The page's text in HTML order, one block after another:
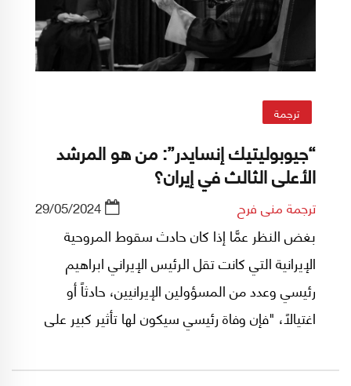
ترجمة
“جيوبوليتيك إنسايدر”: من هو المرشد
الأعلى الثالث في إيران؟
ترجمة منى فرح 29/05/2024
بغض النظر عمَّا إذا كان حادث سقوط المروحية
الإيرانية التي كانت تقل الرئيس الإيراني ابراهيم
رئيسي وعدد من المسؤولين الإيرانيين، حادثاً أو
اغتيالاً، "فإن وفاة رئيسي سيكون لها تأثير كبير على
نشرها موقع "جيوبوليتيك إنسايدر" المتخصص